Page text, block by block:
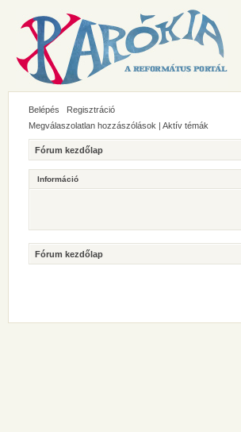
Belépés Regisztráció
Megválaszolatlan hozzászólások | Aktív témák
Fórum kezdőlap
Információ
Fórum kezdőlap